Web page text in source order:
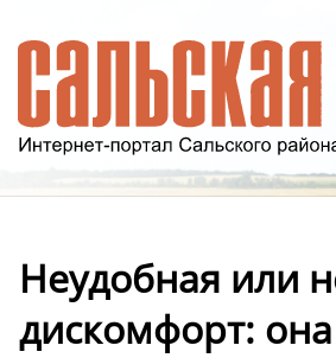
Неудобная или
дискомфорт: